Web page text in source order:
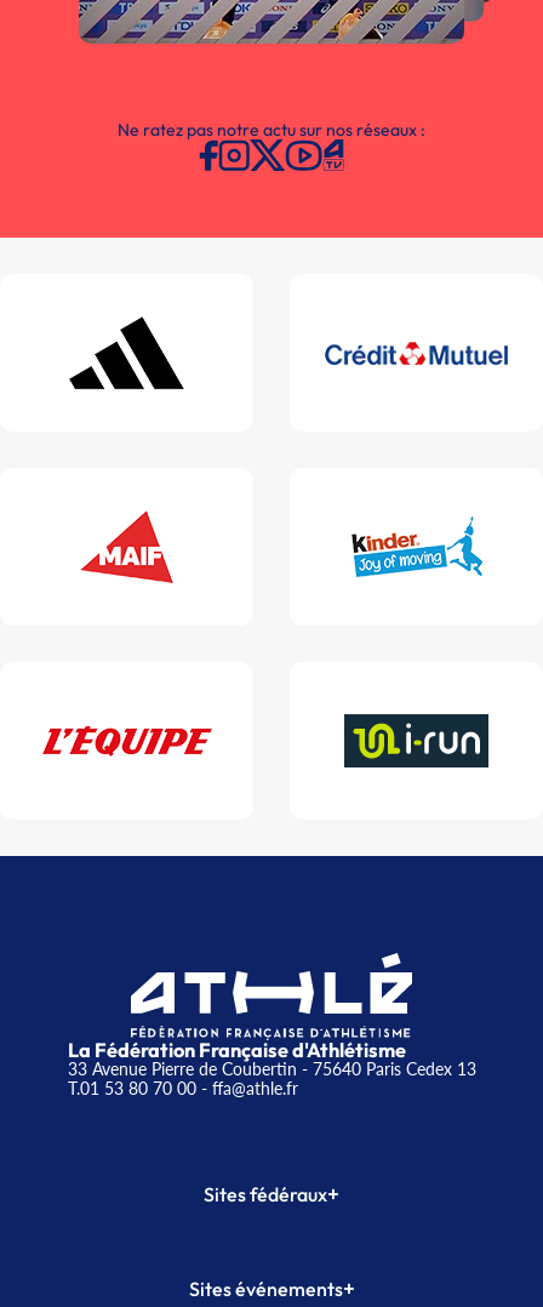
Ne ratez pas notre actu sur nos réseaux :
La Fédération Française d'Athlétisme
33 Avenue Pierre de Coubertin - 75640 Paris Cedex 13
T.01 53 80 70 00- ffa@athle.fr
Sites fédéraux+
Plateforme Formation
Sites événements+